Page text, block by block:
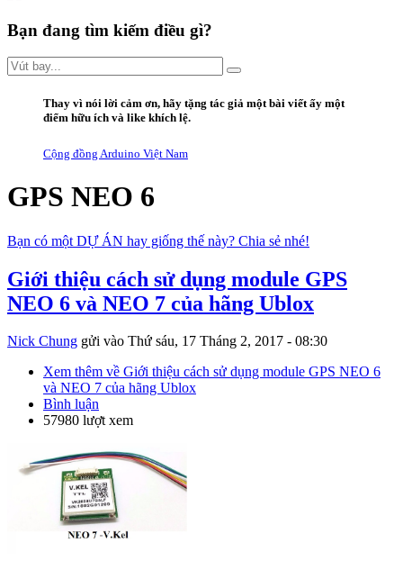
Bạn đang tìm kiếm điều gì?
Thay vì nói lời cảm ơn, hãy tặng tác giả một bài viết ấy một
điểm hữu ích và like khích lệ.
Cộng đồng Arduino Việt Nam
GPS NEO 6
Bạn có một DỰ ÁN hay giống thế này? Chia sẻ nhé!
Giới thiệu cách sử dụng module GPS
NEO 6 và NEO 7 của hãng Ublox
Nick Chung gửi vào Thứ sáu, 17 Tháng 2, 2017 - 08:30
Xem thêm về Giới thiệu cách sử dụng module GPS NEO 6
và NEO 7 của hãng Ublox
Bình luận
57980 lượt xem